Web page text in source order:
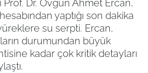
Dr. Övgün Ahmet Ercan,
yaptığı son dakika
su serpti. Ercan,
durumundan büyük
kadar çok kritik detayları